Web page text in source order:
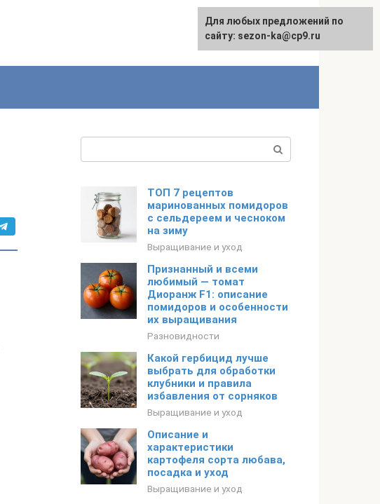
ТОП 7 рецептов
маринованных помидоров
с сельдереем и чесноком
на зиму
Выращивание и уход
Признанный и всеми
любимый — томат
Диоранж F1: описание
помидоров и особенности
их выращивания
Разновидности
Какой гербицид лучше
выбрать для обработки
клубники и правила
избавления от сорняков
Выращивание и уход
Описание и
характеристики
картофеля сорта любава,
посадка и уход
Выращивание и уход
Для любых предложений по
сайту: sezon-ka@cp9.ru